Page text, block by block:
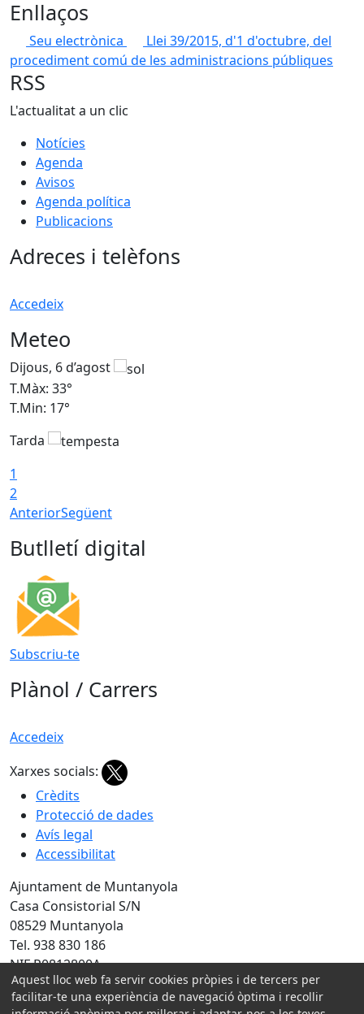
Enllaços
Seu electrònica
Llei 39/2015, d'1 d'octubre, del
procediment comú de les administracions públiques
RSS
L'actualitat a un clic
Notícies
Agenda
Avisos
Agenda política
Publicacions
Adreces i telèfons
Accedeix
Meteo
Dijous, 6 d’agost
T.Màx: 33°
T.Min: 17°
Tarda
1
2
AnteriorSegüent
Butlletí digital
Subscriu-te
Plànol / Carrers
Accedeix
Xarxes socials:
Crèdits
Protecció de dades
Avís legal
Accessibilitat
Ajuntament de Muntanyola
Casa Consistorial S/N
08529 Muntanyola
Tel. 938 830 186
NIF P0812800A
Amb la col·laboració de:
Aquest lloc web fa servir cookies pròpies i de tercers per
facilitar-te una experiència de navegació òptima i recollir